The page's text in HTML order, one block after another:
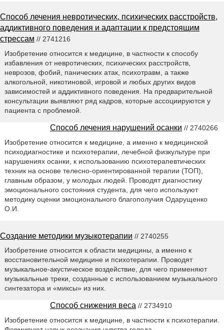
Способ лечения невротических, психических расстройств,
аддиктивного поведения и адаптации к предстоящим
стрессам // 2741216
Изобретение относится к медицине, в частности к способу
избавления от невротических, психических расстройств,
неврозов, фобий, панических атак, психотравм, а также
алкогольной, никотиновой, игровой и любых других видов
зависимостей и аддиктивного поведения. На предварительной
консультации выявляют ряд кадров, которые ассоциируются у
пациента с проблемой.
Способ лечения нарушений осанки // 2740266
Изобретение относится к медицине, а именно к медицинской
психодиагностике и психотерапии, лечебной физкультуре при
нарушениях осанки, к использованию психотерапевтических
техник на основе телесно-ориентированной терапии (ТОП),
главным образом, у молодых людей. Проводят диагностику
эмоционального состояния студента, для чего используют
методику оценки эмоционального благополучия Одарущенко
О.И.
Создание методики музыкотерапии // 2740255
Изобретение относится к области медицины, а именно к
восстановительной медицине и психотерапии. Проводят
музыкальное-акустическое воздействие, для чего применяют
музыкальные треки, созданные с использованием музыкального
синтезатора и «миксы» из них.
Способ снижения веса // 2734910
Изобретение относится к медицине, в частности к психотерапии.